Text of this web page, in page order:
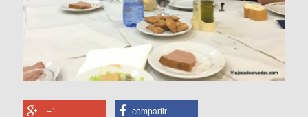
+1 compartir